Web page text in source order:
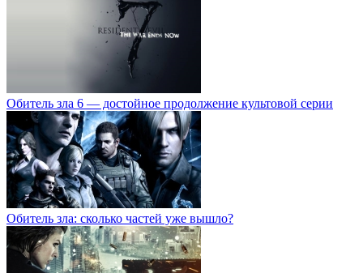
Обитель зла 6 — достойное продолжение культовой серии
Обитель зла: сколько частей уже вышло?